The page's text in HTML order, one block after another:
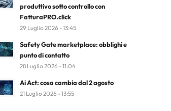
produttivo sotto controllo con
FatturaPRO.click
29 Luglio 2026 - 13:45
Safety Gate marketplace: obblighi e
punto di contatto
28 Luglio 2026 - 11:04
Ai Act: cosa cambia dal 2 agosto
21 Luglio 2026 - 13:55